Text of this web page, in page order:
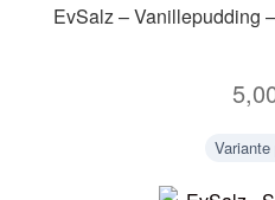
EvSalz – Vanillepudding
Variante